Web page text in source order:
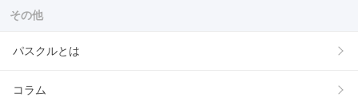
その他
パスクルとは
コラム